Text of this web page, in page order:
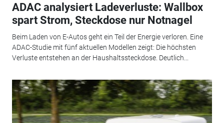
ADAC analysiert Ladeverluste: Wallbox
spart Strom, Steckdose nur Notnagel
Beim Laden von E-Autos geht ein Teil der Energie verloren. Eine
ADAC-Studie mit fünf aktuellen Modellen zeigt: Die höchsten
Verluste entstehen an der Haushaltssteckdose. Deutlich...